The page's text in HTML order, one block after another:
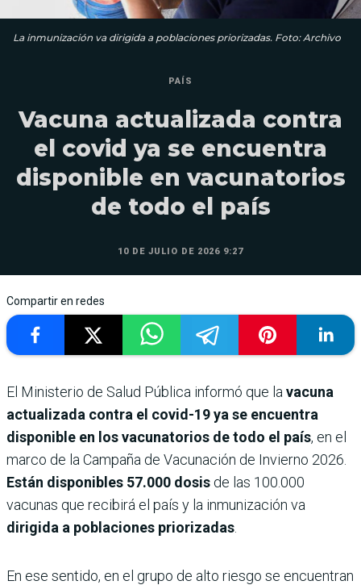
La inmunización va dirigida a poblaciones priorizadas. Foto: Archivo
PAÍS
Vacuna actualizada contra
el covid ya se encuentra
disponible en vacunatorios
de todo el país
10 DE JULIO DE 2026 9:27
Compartir en redes
El Ministerio de Salud Pública informó que la vacuna
actualizada contra el covid-19 ya se encuentra
disponible en los vacunatorios de todo el país, en el
marco de la Campaña de Vacunación de Invierno 2026.
Están disponibles 57.000 dosis de las 100.000
vacunas que recibirá el país y la inmunización va
dirigida a poblaciones priorizadas
En ese sentido, en el grupo de alto riesgo se encuentran